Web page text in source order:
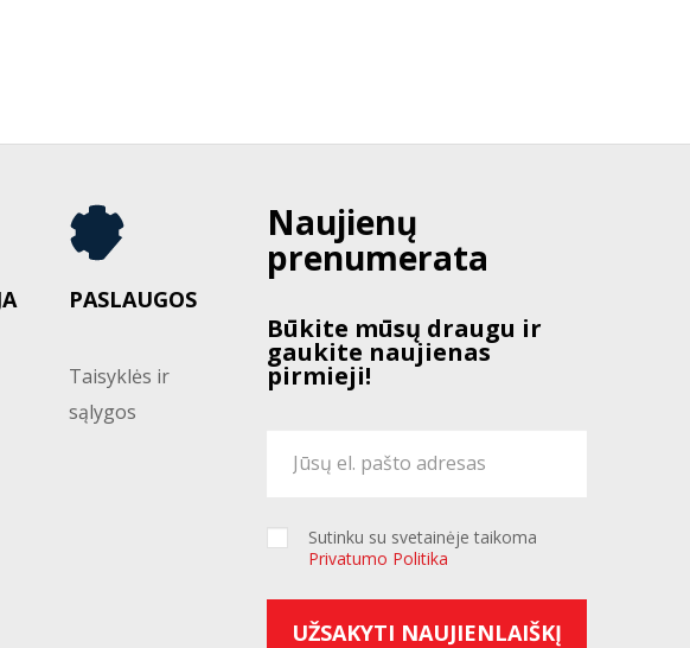
PASLAUGOS
Taisyklės ir
sąlygos
Naujienų
prenumerata
Būkite mūsų draugu ir
gaukite naujienas
pirmieji!
Sutinku su svetainėje taikoma
Privatumo Politika
UŽSAKYTI NAUJIENLAIŠKĮ